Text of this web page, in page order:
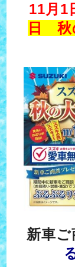
11月1
日 秋
新車ご